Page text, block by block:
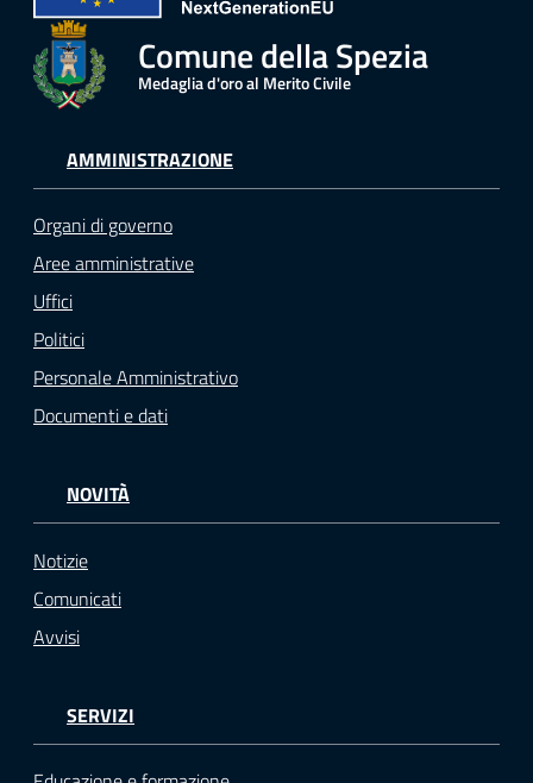
Comune della Spezia
Medaglia d'oro al Merito Civile
AMMINISTRAZIONE
Organi di governo
Aree amministrative
Uffici
Politici
Personale Amministrativo
Documenti e dati
NOVITÀ
Notizie
Comunicati
Avvisi
SERVIZI